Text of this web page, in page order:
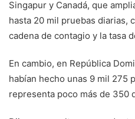
Singapur y Canadá, que
hasta 20 mil pruebas diarias,
cadena de contagio y la tasa
En cambio, en República
habían hecho unas 9 mil 275
representa poco más de 350